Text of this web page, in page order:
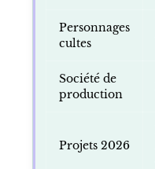
Personnages
cultes
Société de
production
Projets 2026